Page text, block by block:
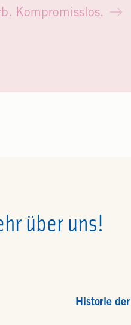
Kompromisslos.
über uns!
Historie